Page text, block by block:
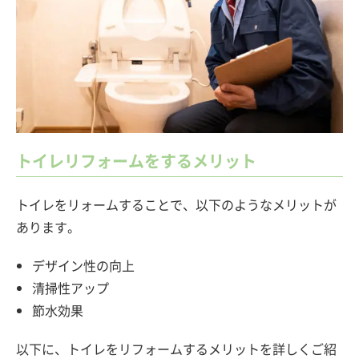
トイレリフォームをするメリット
トイレをリォームすることで、以下のようなメリットが
あります。
デザイン性の向上
清掃性アップ
節水効果
以下に、トイレをリフォームするメリットを詳しくご紹